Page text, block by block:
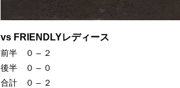
vs FRIENDLYレディース
前半 ０ – ２
後半 ０ – ０
合計 ０ – ２